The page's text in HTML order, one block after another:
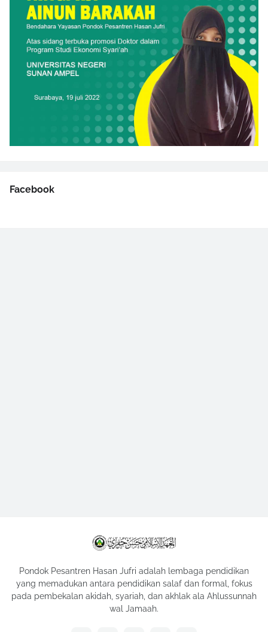
Facebook
Pondok Pesantren Hasan Jufri adalah lembaga pendidikan
yang memadukan antara pendidikan salaf dan formal, fokus
pada pembekalan akidah, syariah, dan akhlak ala Ahlussunnah
wal Jamaah.